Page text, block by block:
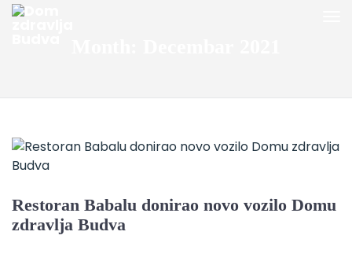
Restoran Babalu donirao novo vozilo Domu
zdravlja Budva